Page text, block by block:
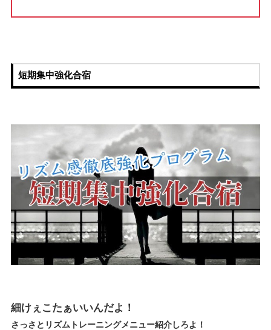
短期集中強化合宿
細けぇこたぁいいんだよ！
さっさとリズムトレーニングメニュー紹介しろよ！